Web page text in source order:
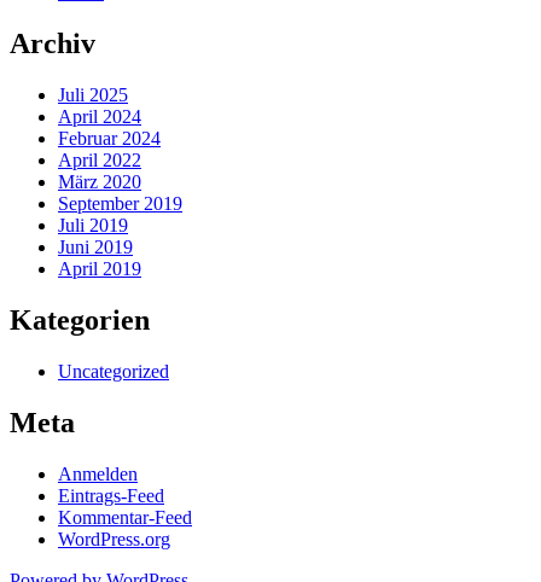
Archiv
Juli 2025
April 2024
Februar 2024
April 2022
März 2020
September 2019
Juli 2019
Juni 2019
April 2019
Kategorien
Uncategorized
Meta
Anmelden
Eintrags-Feed
Kommentar-Feed
WordPress.org